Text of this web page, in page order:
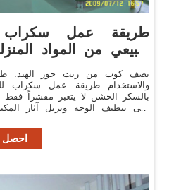
طريقة عمل سكراب
طبيعي من المواد
نصف كوب من زيت جوز الهند.
والاستخدام طريقة عمل سكراب
بالسكر الخشن لا يتعبر مقشراً
على تنظيف الوجه ويزيل آثار
احصل